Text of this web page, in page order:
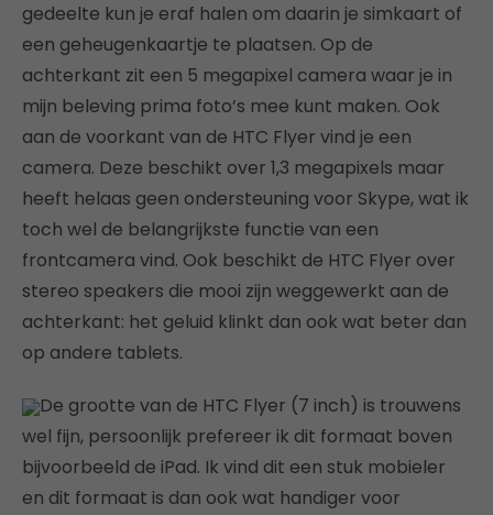
gedeelte kun je eraf halen om daarin je simkaart of
een geheugenkaartje te plaatsen. Op de
achterkant zit een 5 megapixel camera waar je in
mijn beleving prima foto’s mee kunt maken. Ook
aan de voorkant van de HTC Flyer vind je een
camera. Deze beschikt over 1,3 megapixels maar
heeft helaas geen ondersteuning voor Skype, wat ik
toch wel de belangrijkste functie van een
frontcamera vind. Ook beschikt de HTC Flyer over
stereo speakers die mooi zijn weggewerkt aan de
achterkant: het geluid klinkt dan ook wat beter dan
op andere tablets.
De grootte van de HTC Flyer (7 inch) is trouwens
wel fijn, persoonlijk prefereer ik dit formaat boven
bijvoorbeeld de iPad. Ik vind dit een stuk mobieler
en dit formaat is dan ook wat handiger voor